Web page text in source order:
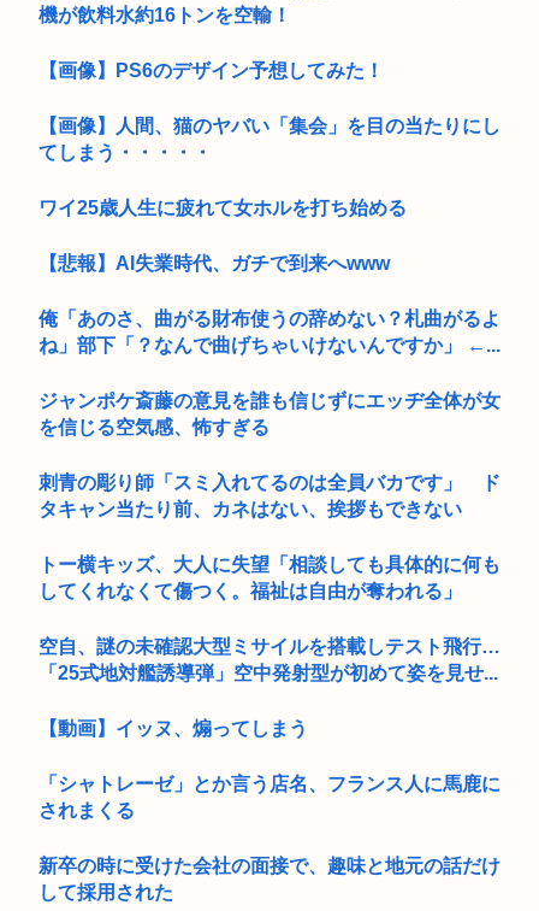
機が飲料水約16トンを空輸！
【画像】PS6のデザイン予想してみた！
【画像】人間、猫のヤバい「集会」を目の当たりにし
てしまう・・・・・
ワイ25歳人生に疲れて女ホルを打ち始める
【悲報】AI失業時代、ガチで到来へwww
俺「あのさ、曲がる財布使うの辞めない？札曲がるよ
ね」部下「？なんで曲げちゃいけないんですか」 ←...
ジャンポケ斎藤の意見を誰も信じずにエッヂ全体が女
を信じる空気感、怖すぎる
刺青の彫り師「スミ入れてるのは全員バカです」 ド
タキャン当たり前、カネはない、挨拶もできない
トー横キッズ、大人に失望「相談しても具体的に何も
してくれなくて傷つく。福祉は自由が奪われる」
空自、謎の未確認大型ミサイルを搭載しテスト飛行…
「25式地対艦誘導弾」空中発射型が初めて姿を見せ...
【動画】イッヌ、煽ってしまう
「シャトレーゼ」とか言う店名、フランス人に馬鹿に
されまくる
新卒の時に受けた会社の面接で、趣味と地元の話だけ
して採用された